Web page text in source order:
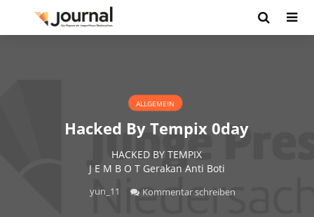
ALLGEMEIN
Hacked By Tempix 0day
HACKED BY TEMPIX
J E M B O T Gerakan Anti Boti
yun_11 Kommentar schreiben